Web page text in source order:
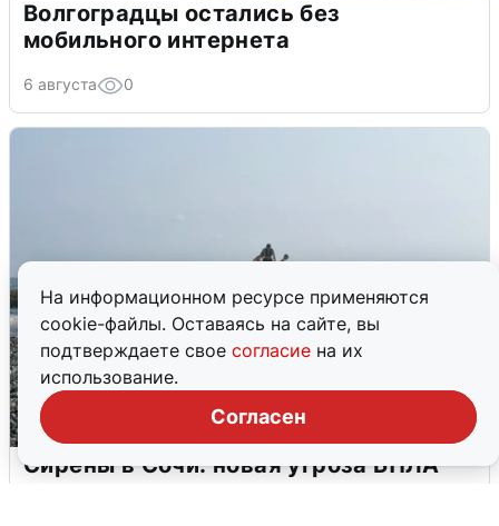
На информационном ресурсе применяются
cookie-файлы. Оставаясь на сайте, вы
подтверждаете свое согласие на их
использование.
Согласен
Волгоградцы остались без
мобильного интернета
6 августа 0
Сирены в Сочи: новая угроза БПЛА